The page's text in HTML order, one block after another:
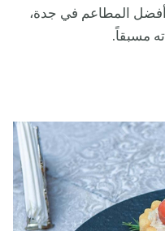
أفضل المطاعم في جدة،
مسبقاً.